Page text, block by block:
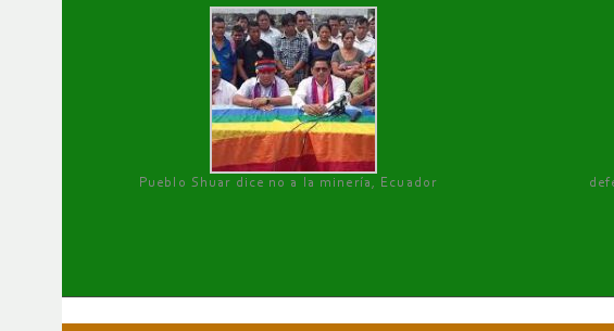
Pueblo Shuar dice no a la minería, Ecuador